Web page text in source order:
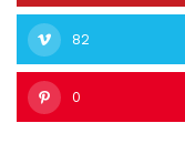
82
0